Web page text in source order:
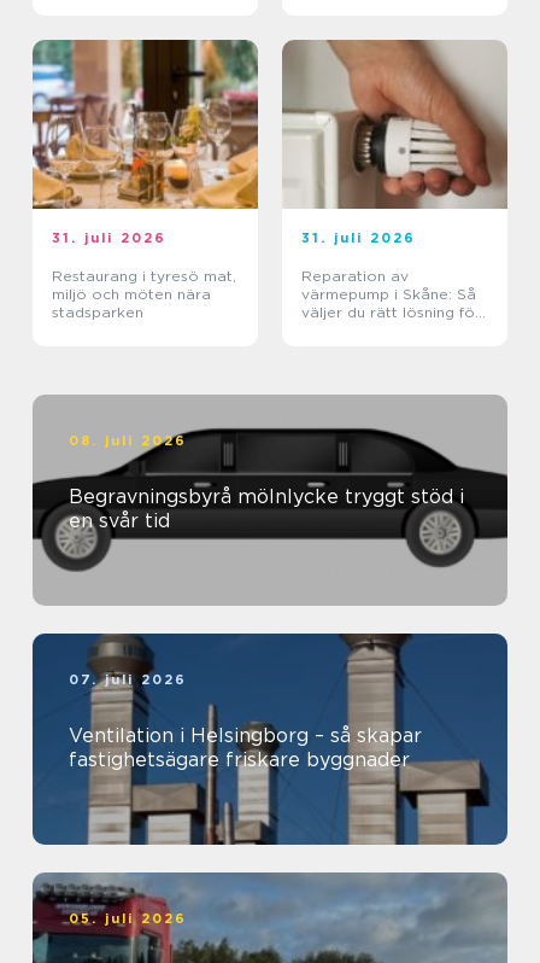
31. juli 2026
Restaurang i tyresö mat,
miljö och möten nära
stadsparken
31. juli 2026
Reparation av
värmepump i Skåne: Så
väljer du rätt lösning för
08. juli 2026
Begravningsbyrå mölnlycke tryggt stöd i
en svår tid
07. juli 2026
Ventilation i Helsingborg – så skapar
fastighetsägare friskare byggnader
05. juli 2026